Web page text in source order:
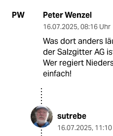
PW Peter Wenzel
16.07.2025, 08:16 Uhr
Was dort anders
der Salzgitter AG
Wer regiert
einfach!
sutrebe
16.07.2025,